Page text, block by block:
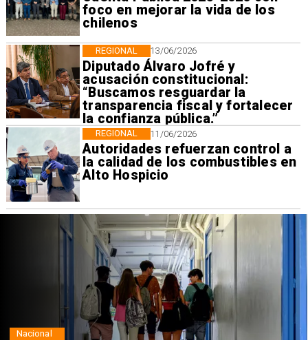
foco en mejorar la vida de los
chilenos
13/06/2026
Diputado Álvaro Jofré y
acusación constitucional:
“Buscamos resguardar la
transparencia fiscal y fortalecer
la confianza pública.”
REGIONAL
11/06/2026
Autoridades refuerzan control a
la calidad de los combustibles en
Alto Hospicio
REGIONAL
Regiones